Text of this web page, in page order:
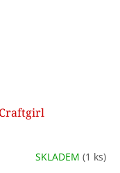
SKLADEM (1 ks)